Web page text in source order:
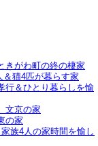
きがわ町の終の棲家
猫4匹が暮らす家
行＆ひとり暮らしを愉
文京の家
の家
族4人の家時間を愉し